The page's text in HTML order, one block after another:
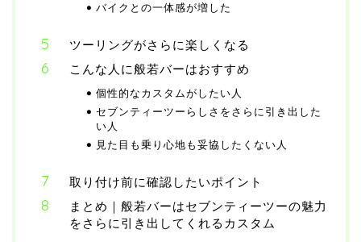
バイクとの一体感が増した
ツーリングがさらに楽しくなる
こんな人に般若バーはおすすめ
個性的なカスタムがしたい人
セブンティーツーらしさをさらに引き出した
い人
見た目も乗り心地も妥協したくない人
取り付け前に確認したいポイント
まとめ｜般若バーはセブンティーツーの魅力
をさらに引き出してくれるカスタム